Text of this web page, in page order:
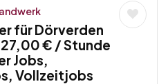
für Dörverden
€ / Stunde
Jobs,
Vollzeitjobs